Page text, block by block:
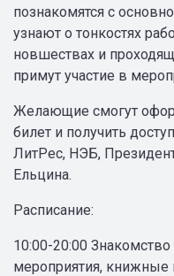
познакомятся с
узнают о тонкостях
новшествах и
примут участие в
Желающие смогут
билет и получить
ЛитРес, НЭБ,
Ельцина.
Расписание:
10:00-20:00 Знакомство
мероприятия, книжные